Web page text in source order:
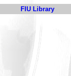
FIU Library